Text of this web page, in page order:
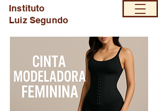
Instituto
Luiz Segundo